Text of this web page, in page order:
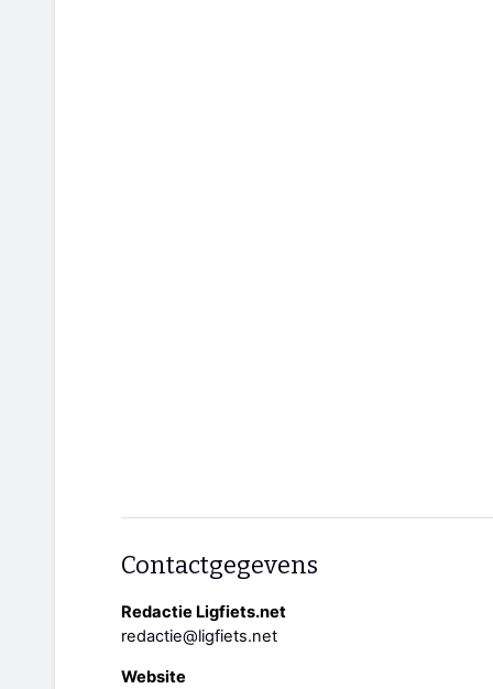
Contactgegevens
Redactie Ligfiets.net
redactie@ligfiets.net
Website